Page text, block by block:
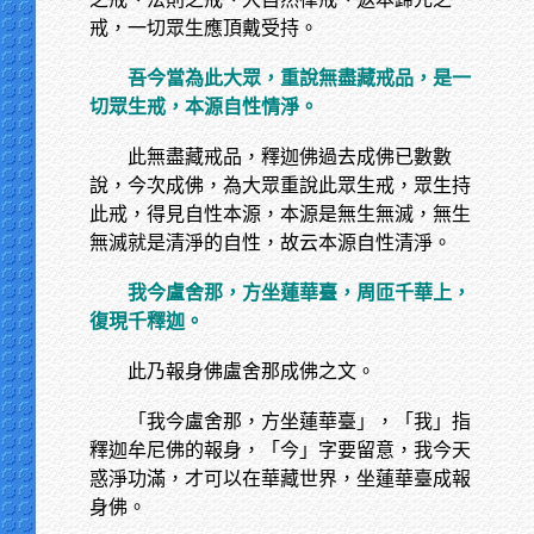
戒，一切眾生應頂戴受持。
吾今當為此大眾，重說無盡藏戒品，是一
切眾生戒，本源自性情淨。
此無盡藏戒品，釋迦佛過去成佛已數數
說，今次成佛，為大眾重說此眾生戒，眾生持
此戒，得見自性本源，本源是無生無滅，無生
無滅就是清淨的自性，故云本源自性清淨。
我今盧舍那，方坐蓮華臺，周匝千華上，
復現千釋迦。
此乃報身佛盧舍那成佛之文。
「我今盧舍那，方坐蓮華臺」，「我」指
釋迦牟尼佛的報身，「今」字要留意，我今天
惑淨功滿，才可以在華藏世界，坐蓮華臺成報
身佛。